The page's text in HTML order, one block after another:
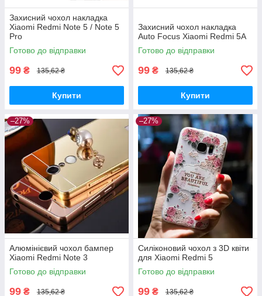
Захисний чохол накладка
Xiaomi Redmi Note 5 / Note 5
Pro
Готово до відправки
99 ₴ 135,62 ₴
Купити
Захисний чохол накладка
Auto Focus Xiaomi Redmi 5A
Готово до відправки
99 ₴ 135,62 ₴
Купити
–27%
Алюмінієвий чохол бампер
Xiaomi Redmi Note 3
Готово до відправки
99 ₴ 135,62 ₴
–27%
Силіконовий чохол з 3D квіти
для Xiaomi Redmi 5
Готово до відправки
99 ₴ 135,62 ₴